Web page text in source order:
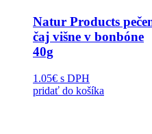
Natur Products
čaj višne v bonbóne
40g
1.05€ s DPH
pridať do košíka